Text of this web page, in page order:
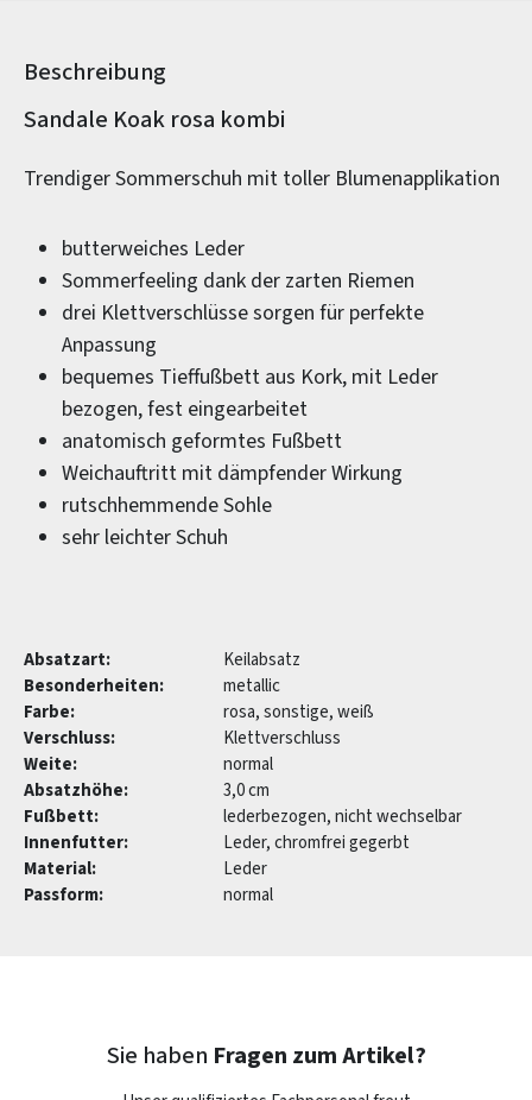
Beschreibung
Produktinformationen
Sandale Koak rosa kombi
Trendiger Sommerschuh mit toller Blumenapplikation
butterweiches Leder
Sommerfeeling dank der zarten Riemen
drei Klettverschlüsse sorgen für perfekte
Anpassung
bequemes Tieffußbett aus Kork, mit Leder
bezogen, fest eingearbeitet
anatomisch geformtes Fußbett
Weichauftritt mit dämpfender Wirkung
rutschhemmende Sohle
sehr leichter Schuh
Absatzart:
Keilabsatz
Besonderheiten:
metallic
Farbe:
rosa, sonstige, weiß
Verschluss:
Klettverschluss
Weite:
normal
Absatzhöhe:
3,0 cm
Fußbett:
lederbezogen, nicht wechselbar
Innenfutter:
Leder, chromfrei gegerbt
Material:
Leder
Passform:
normal
Sie haben Fragen zum Artikel?